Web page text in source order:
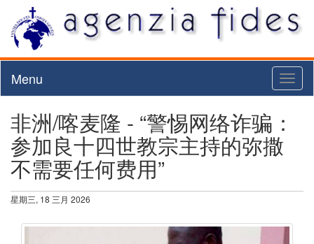
Menu
非洲/喀麦隆 - “警惕网络诈骗：
参加良十四世教宗主持的弥撒
不需要任何费用”
星期三, 18 三月 2026